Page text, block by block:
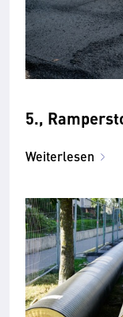
5.,
Weiterlesen